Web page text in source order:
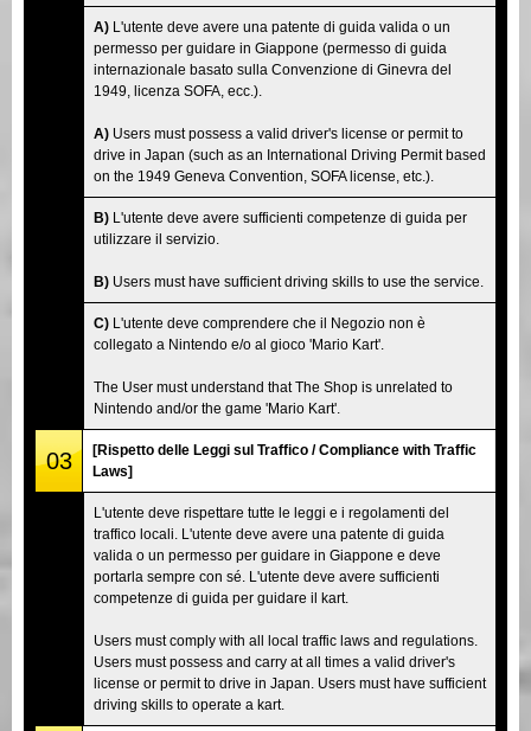
A) L'utente deve avere una patente di guida valida o un
permesso per guidare in Giappone (permesso di guida
internazionale basato sulla Convenzione di Ginevra del
1949, licenza SOFA, ecc.).
A) Users must possess a valid driver's license or permit to
drive in Japan (such as an International Driving Permit based
on the 1949 Geneva Convention, SOFA license, etc.).
B) L'utente deve avere sufficienti competenze di guida per
utilizzare il servizio.
B) Users must have sufficient driving skills to use the service.
C) L'utente deve comprendere che il Negozio non è
collegato a Nintendo e/o al gioco 'Mario Kart'.
The User must understand that The Shop is unrelated to
Nintendo and/or the game 'Mario Kart'.
03
[Rispetto delle Leggi sul Traffico / Compliance with Traffic
Laws]
L'utente deve rispettare tutte le leggi e i regolamenti del
traffico locali. L'utente deve avere una patente di guida
valida o un permesso per guidare in Giappone e deve
portarla sempre con sé. L'utente deve avere sufficienti
competenze di guida per guidare il kart.
Users must comply with all local traffic laws and regulations.
Users must possess and carry at all times a valid driver's
license or permit to drive in Japan. Users must have sufficient
driving skills to operate a kart.